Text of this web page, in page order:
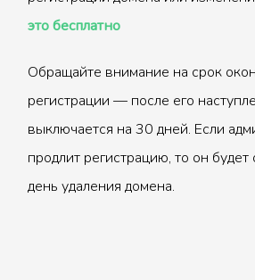
это бесплатно
Обращайте внимание на срок
регистрации — после его
выключается на 30 дней. Если
продлит регистрацию, то он
день удаления домена.